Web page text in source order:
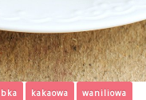
kakaowa
waniliowa